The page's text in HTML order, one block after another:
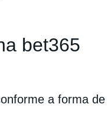
bet365
a forma de